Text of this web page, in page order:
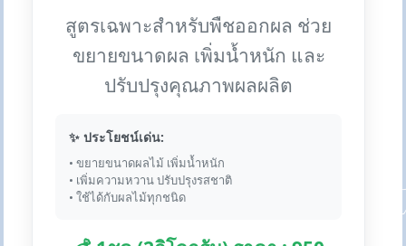
สูตรเฉพาะสำหรับพืชออกผล ช่วย
ขยายขนาดผล เพิ่มน้ำหนัก และ
ปรับปรุงคุณภาพผลผลิต
✨ ประโยชน์เด่น:
• ขยายขนาดผลไม้ เพิ่มน้ำหนัก
• เพิ่มความหวาน ปรับปรุงรสชาติ
• ใช้ได้กับผลไม้ทุกชนิด